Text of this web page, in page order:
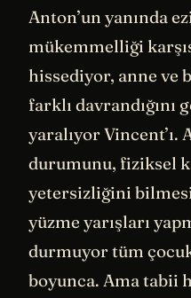
Anton’un yanında
mükemmelliği
hissediyor, anne ve
farklı davrandığını
yaralıyor
durumunu, fiziksel
yetersizliğini
yüzme yarışları
durmuyor tüm
boyunca. Ama tabii